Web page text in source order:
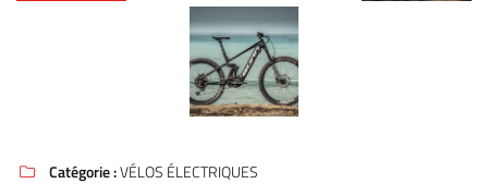
 Catégorie :VÉLOS ÉLECTRIQUES